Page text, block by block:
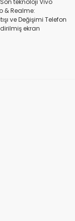
teknoloji Vivo
& Realme:
ve Değişimi Telefon
ekran
Etmelisiniz?